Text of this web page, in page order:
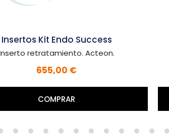
Insertos Kit Implant Protec
de la periimplantitis. Acteon.
749,00 €
COMPRAR